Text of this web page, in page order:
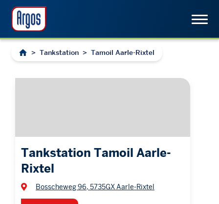
> Tankstation > Tamoil Aarle-Rixtel
Tankstation Tamoil Aarle-
Rixtel
Bosscheweg 96, 5735GX Aarle-Rixtel